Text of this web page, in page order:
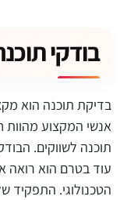
בודקי
בדיקת תוכנה הוא
אנשי המקצוע
תוכנה לשווקים.
עוד בטרם הוא רואה
הטכנולוגי. התפקיד